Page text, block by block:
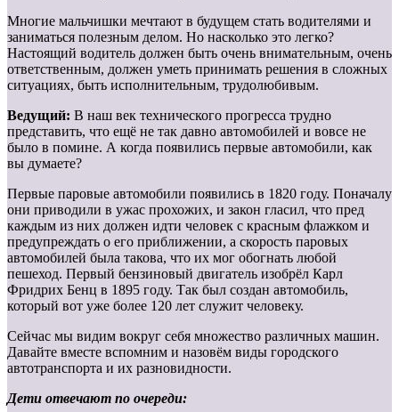
Многие мальчишки мечтают в будущем стать водителями и
заниматься полезным делом. Но насколько это легко?
Настоящий водитель должен быть очень внимательным, очень
ответственным, должен уметь принимать решения в сложных
ситуациях, быть исполнительным, трудолюбивым.
Ведущий: В наш век технического прогресса трудно
представить, что ещё не так давно автомобилей и вовсе не
было в помине. А когда появились первые автомобили, как
вы думаете?
Первые паровые автомобили появились в 1820 году. Поначалу
они приводили в ужас прохожих, и закон гласил, что пред
каждым из них должен идти человек с красным флажком и
предупреждать о его приближении, а скорость паровых
автомобилей была такова, что их мог обогнать любой
пешеход. Первый бензиновый двигатель изобрёл Карл
Фридрих Бенц в 1895 году. Так был создан автомобиль,
который вот уже более 120 лет служит человеку.
Сейчас мы видим вокруг себя множество различных машин.
Давайте вместе вспомним и назовём виды городского
автотранспорта и их разновидности.
Дети отвечают по очереди: